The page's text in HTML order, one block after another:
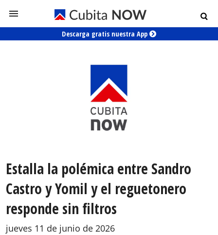
Descarga gratis nuestra App
Estalla la polémica entre Sandro
Castro y Yomil y el reguetonero
responde sin filtros
jueves 11 de junio de 2026